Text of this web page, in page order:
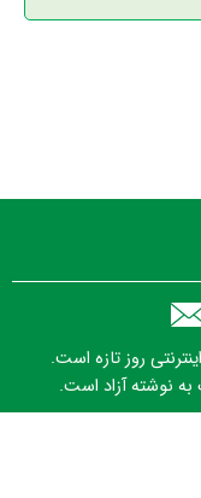
روز تازه است.
به نوشته آزاد است.